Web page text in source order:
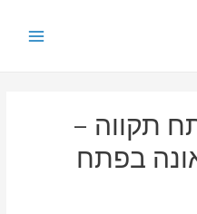
תקווה –
בפתח